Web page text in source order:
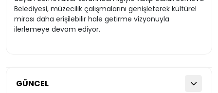
GÜNCEL
Belediyesi, müzecilik çalışmalarını genişleterek kültürel
mirası daha erişilebilir hale getirme vizyonuyla
ilerlemeye devam ediyor.